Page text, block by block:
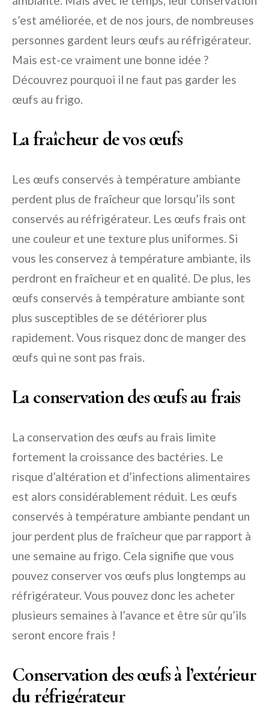
s’est améliorée, et de nos jours, de nombreuses
personnes gardent leurs œufs au réfrigérateur.
Mais est-ce vraiment une bonne idée ?
Découvrez pourquoi il ne faut pas garder les
œufs au frigo.
La fraîcheur de vos œufs
Les œufs conservés à température ambiante
perdent plus de fraîcheur que lorsqu’ils sont
conservés au réfrigérateur. Les œufs frais ont
une couleur et une texture plus uniformes. Si
vous les conservez à température ambiante, ils
perdront en fraîcheur et en qualité. De plus, les
œufs conservés à température ambiante sont
plus susceptibles de se détériorer plus
rapidement. Vous risquez donc de manger des
œufs qui ne sont pas frais.
La conservation des œufs au frais
La conservation des œufs au frais limite
fortement la croissance des bactéries. Le
risque d’altération et d’infections alimentaires
est alors considérablement réduit. Les œufs
conservés à température ambiante pendant un
jour perdent plus de fraîcheur que par rapport à
une semaine au frigo. Cela signifie que vous
pouvez conserver vos œufs plus longtemps au
réfrigérateur. Vous pouvez donc les acheter
plusieurs semaines à l’avance et être sûr qu’ils
seront encore frais !
Conservation des œufs à l’extérieur
du réfrigérateur